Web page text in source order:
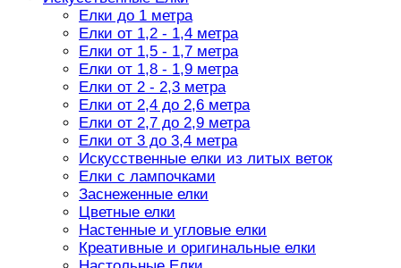
Елки до 1 метра
Елки от 1,2 - 1,4 метра
Елки от 1,5 - 1,7 метра
Елки от 1,8 - 1,9 метра
Елки от 2 - 2,3 метра
Елки от 2,4 до 2,6 метра
Елки от 2,7 до 2,9 метра
Елки от 3 до 3,4 метра
Искусственные елки из литых веток
Елки с лампочками
Заснеженные елки
Цветные елки
Настенные и угловые елки
Креативные и оригинальные елки